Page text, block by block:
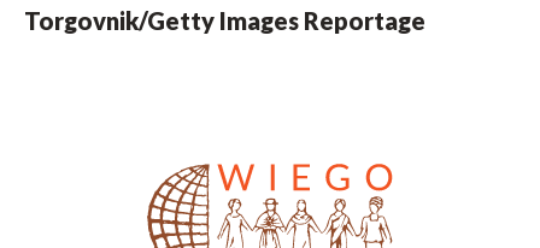
Torgovnik/Getty Images Reportage